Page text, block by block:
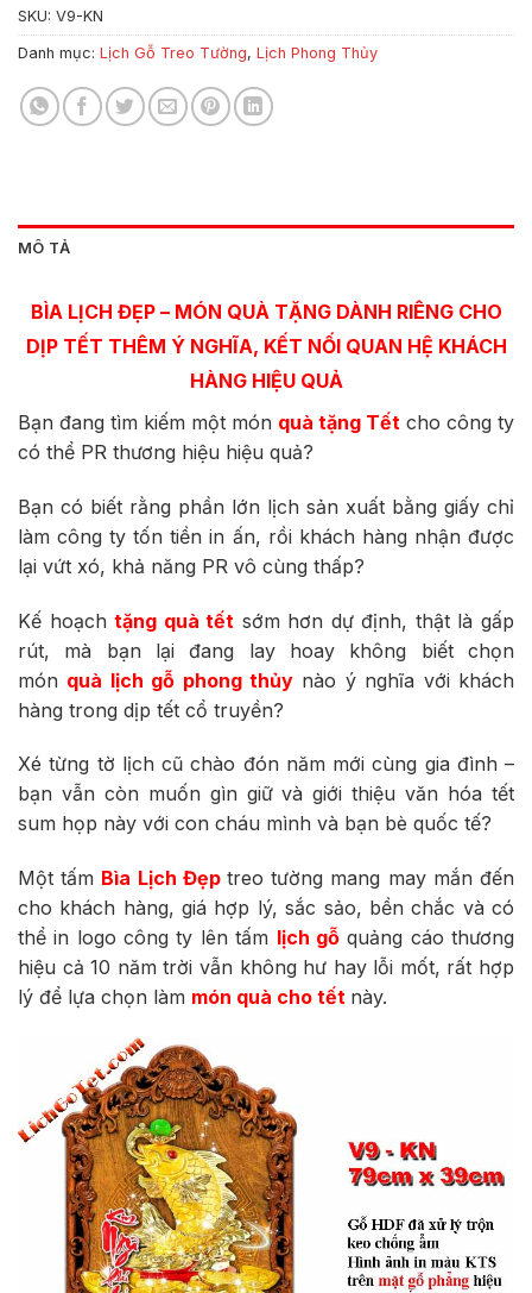
SKU: V9-KN
Danh mục: Lịch Gỗ Treo Tường, Lịch Phong Thủy
MÔ TẢ
BÌA LỊCH ĐẸP – MÓN QUÀ TẶNG DÀNH RIÊNG CHO
DỊP TẾT THÊM Ý NGHĨA, KẾT NỐI QUAN HỆ KHÁCH
HÀNG HIỆU QUẢ
Bạn đang tìm kiếm một món quà tặng Tết cho công ty
có thể PR thương hiệu hiệu quả?
Bạn có biết rằng phần lớn lịch sản xuất bằng giấy chỉ
làm công ty tốn tiền in ấn, rồi khách hàng nhận được
lại vứt xó, khả năng PR vô cùng thấp?
Kế hoạchtặng quà tết sớm hơn dự định, thật là gấp
rút, mà bạn lại đang lay hoay không biết chọn
món quà lịch gỗ phong thủy nào ý nghĩa với khách
hàng trong dịp tết cổ truyền?
Xé từng tờ lịch cũ chào đón năm mới cùng gia đình –
bạn vẫn còn muốn gìn giữ và giới thiệu văn hóa tết
sum họp này với con cháu mình và bạn bè quốc tế?
Một tấm Bìa Lịch Đẹp treo tường mang may mắn đến
cho khách hàng, giá hợp lý, sắc sảo, bền chắc và có
thể in logo công ty lên tấm lịch gỗquảng cáo thương
hiệu cả 10 năm trời vẫn không hư hay lỗi mốt, rất hợp
lý để lựa chọn làm món quà cho tết này.